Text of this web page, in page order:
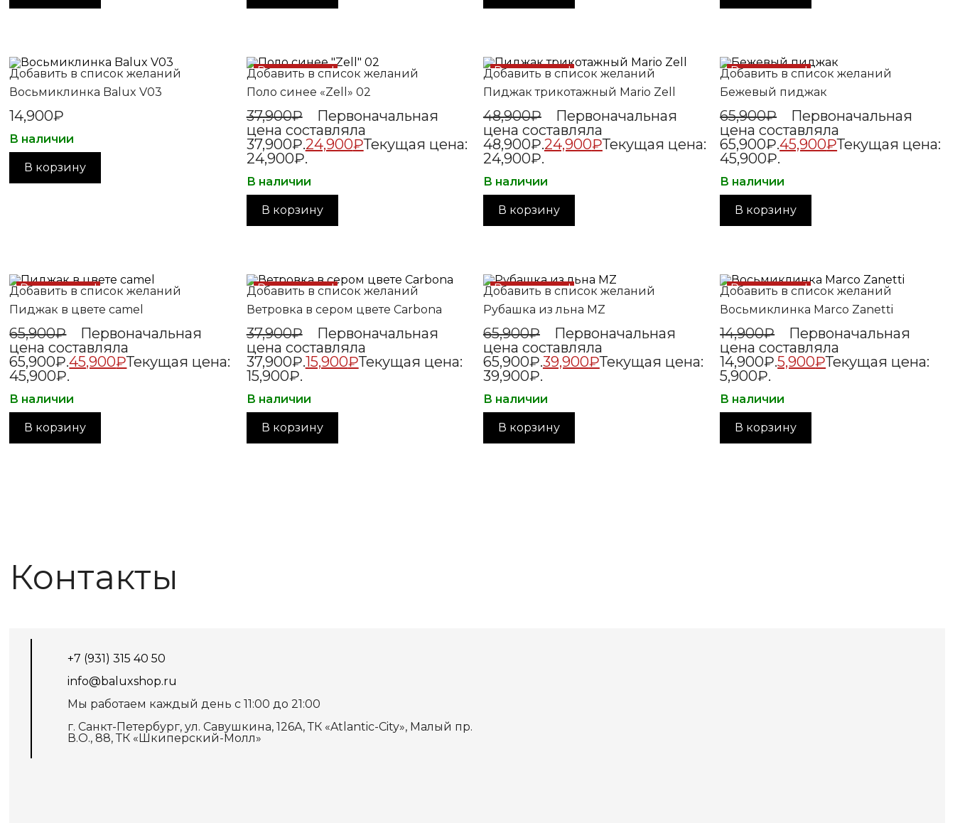
Добавить в список желаний
Восьмиклинка Balux V03
14,900₽
В наличии
В корзину
Распродажа!
Добавить в список желаний
Поло синее «Zell» 02
37,900₽
Первоначальная
цена составляла
37,900₽.24,900₽Текущая цена:
24,900₽.
В наличии
В корзину
Распродажа!
Добавить в список желаний
Пиджак трикотажный Mario Zell
48,900₽
Первоначальная
цена составляла
48,900₽.24,900₽Текущая цена:
24,900₽.
В наличии
В корзину
Распродажа!
Добавить в список желаний
Бежевый пиджак
65,900₽
Первоначальная
цена составляла
65,900₽.45,900₽Текущая цена:
45,900₽.
В наличии
В корзину
Распродажа!
Добавить в список желаний
Пиджак в цвете camel
65,900₽
Первоначальная
цена составляла
65,900₽.45,900₽Текущая цена:
45,900₽.
В наличии
В корзину
Распродажа!
Добавить в список желаний
Ветровка в сером цвете Carbona
37,900₽
Первоначальная
цена составляла
37,900₽.15,900₽Текущая цена:
15,900₽.
В наличии
В корзину
Распродажа!
Добавить в список желаний
Рубашка из льна MZ
65,900₽
Первоначальная
цена составляла
65,900₽.39,900₽Текущая цена:
39,900₽.
В наличии
В корзину
Распродажа!
Добавить в список желаний
Восьмиклинка Marco Zanetti
14,900₽
Первоначальная
цена составляла
14,900₽.5,900₽Текущая цена:
5,900₽.
В наличии
В корзину
Контакты
+7 (931) 315 40 50
info@baluxshop.ru
Мы работаем каждый день с 11:00 до 21:00
г. Санкт-Петербург, ул. Савушкина, 126А, ТК «Atlantic-City», Малый пр.
В.О., 88, ТК «Шкиперский-Молл»